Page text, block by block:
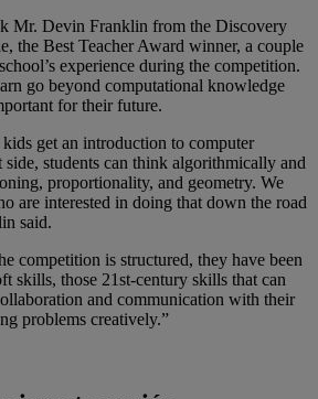
Mr. Devin Franklin from the Discovery
the Best Teacher Award winner, a couple
experience during the competition.
go beyond computational knowledge
for their future.
get an introduction to computer
students can think algorithmically and
proportionality, and geometry. We
are interested in doing that down the road
said.
competition is structured, they have been
skills, those 21st-century skills that can
and communication with their
problems creatively.”